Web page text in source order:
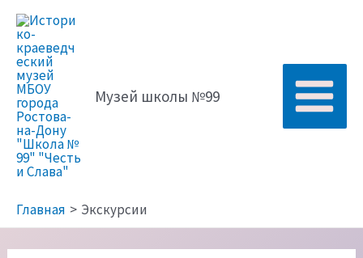
Перейти
содержимому
Музей школы №99
Main
Главная Экскурсии